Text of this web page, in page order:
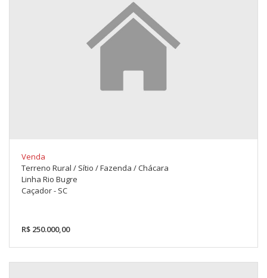
Venda
Terreno Rural / Sítio / Fazenda / Chácara
Linha Rio Bugre
Caçador - SC
R$ 250.000,00